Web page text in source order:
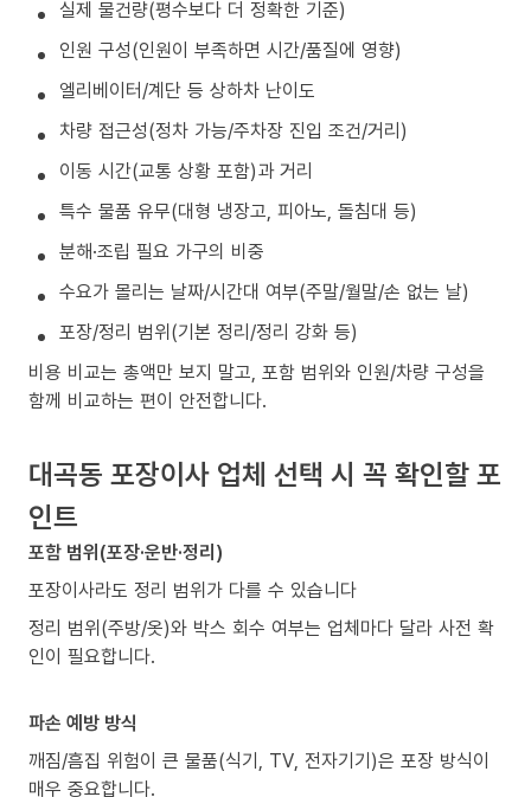
실제 물건량(평수보다 더 정확한 기준)
인원 구성(인원이 부족하면 시간/품질에 영향)
엘리베이터/계단 등 상하차 난이도
차량 접근성(정차 가능/주차장 진입 조건/거리)
이동 시간(교통 상황 포함)과 거리
특수 물품 유무(대형 냉장고, 피아노, 돌침대 등)
분해·조립 필요 가구의 비중
수요가 몰리는 날짜/시간대 여부(주말/월말/손 없는 날)
포장/정리 범위(기본 정리/정리 강화 등)
비용 비교는 총액만 보지 말고, 포함 범위와 인원/차량 구성을
함께 비교하는 편이 안전합니다.
대곡동 포장이사 업체 선택 시 꼭 확인할 포
인트
포함 범위(포장·운반·정리)
포장이사라도 정리 범위가 다를 수 있습니다
정리 범위(주방/옷)와 박스 회수 여부는 업체마다 달라 사전 확
인이 필요합니다.
파손 예방 방식
깨짐/흠집 위험이 큰 물품(식기, TV, 전자기기)은 포장 방식이
매우 중요합니다.